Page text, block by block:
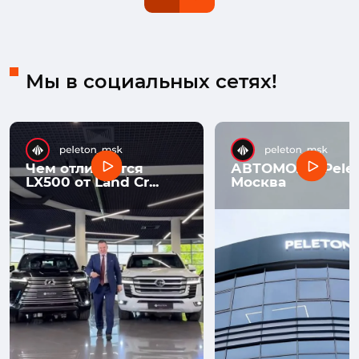
Мы в социальных сетях!
Чем отличается
LX500 от Land Cr...
АВТОМОЛЛ
Москва